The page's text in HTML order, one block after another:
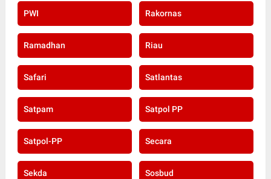
PWI Rakornas
Ramadhan Riau
Safari Satlantas
Satpam Satpol PP
Satpol-PP Secara
Sekda Sosbud